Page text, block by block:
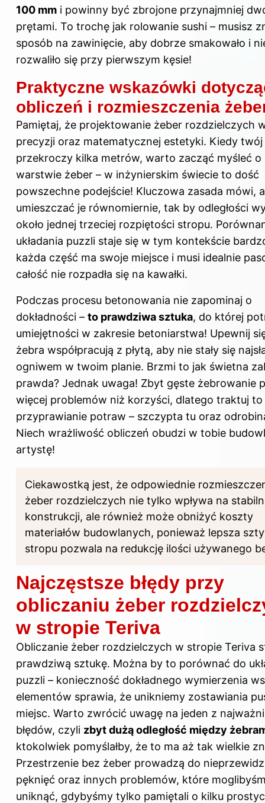
100 mm i powinny być zbrojone przynajmniej
prętami. To trochę jak rolowanie sushi – musisz
sposób na zawinięcie, aby dobrze smakowało i
rozwaliło się przy pierwszym kęsie!
Praktyczne wskazówki
obliczeń i rozmieszczenia
Pamiętaj, że projektowanie żeber rozdzielczych
precyzji oraz matematycznej estetyki. Kiedy
przekroczy kilka metrów, warto zacząć myśleć o
warstwie żeber – w inżynierskim świecie to dość
powszechne podejście! Kluczowa zasada mówi,
umieszczać je równomiernie, tak by odległości
około jednej trzeciej rozpiętości stropu.
układania puzzli staje się w tym kontekście
każda część ma swoje miejsce i musi idealnie
całość nie rozpadła się na kawałki.
Podczas procesu betonowania nie zapominaj o
dokładności – to prawdziwa sztuka, do której
umiejętności w zakresie betoniarstwa! Upewnij
żebra współpracują z płytą, aby nie stały się
ogniwem w twoim planie. Brzmi to jak świetna
prawda? Jednak uwaga! Zbyt gęste żebrowanie
więcej problemów niż korzyści, dlatego traktuj to
przyprawianie potraw – szczypta tu oraz
Niech wrażliwość obliczeń obudzi w tobie
artystę!
Ciekawostką jest, że odpowiednie
żeber rozdzielczych nie tylko wpływa na
konstrukcji, ale również może obniżyć koszty
materiałów budowlanych, ponieważ lepsza
stropu pozwala na redukcję ilości używanego
Najczęstsze błędy przy
obliczaniu żeber
w stropie Teriva
Obliczanie żeber rozdzielczych w stropie Teriva
prawdziwą sztukę. Można by to porównać do
puzzli – konieczność dokładnego wymierzenia
elementów sprawia, że unikniemy zostawiania
miejsc. Warto zwrócić uwagę na jeden z
błędów, czyli zbyt dużą odległość między
ktokolwiek pomyślałby, że to ma aż tak wielkie
Przestrzenie bez żeber prowadzą do
pęknięć oraz innych problemów, które
uniknąć, gdybyśmy tylko pamiętali o kilku